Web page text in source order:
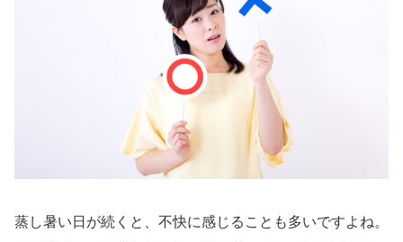
蒸し暑い日が続くと、不快に感じることも多いですよね。